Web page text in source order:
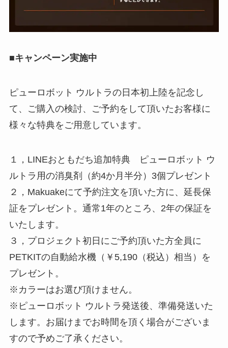
■キャンペーン実施中
ピューロボット ウルトラの日本初上陸を記念し
て、ご購入の検討、ご予約をして頂いたお客様に
様々な特典をご用意しています。
１，LINEおともだち追加特典 ピューロボット ウ
ルトラ用の消臭剤（約4か月半分）3個プレゼント
２，Makuakeにて予約注文を頂いた方に、延長保
証をプレゼント。通常1年のところ、2年の保証を
いたします。
３，プロジェクト初日にご予約頂いた方全員に
PETKITの自動給水機（￥5,190（税込）相当）を
プレゼント。
※カラーはお選び頂けません。
※ピューロボット ウルトラ発送後、準備発送いた
します。お届けまでお時間を頂く場合がございま
すので予めご了承ください。